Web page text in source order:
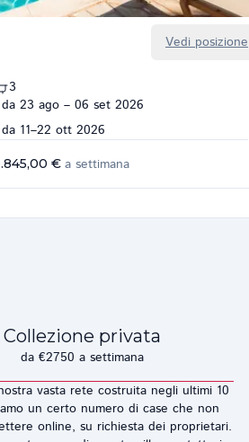
Vedi posizione
3
23 ago – 06 set 2026
11–22 ott 2026
€ a settimana
Collezione privata
da €2750 a settimana
vasta rete costruita negli ultimi 10
un certo numero di case che non
online, su richiesta dei proprietari.